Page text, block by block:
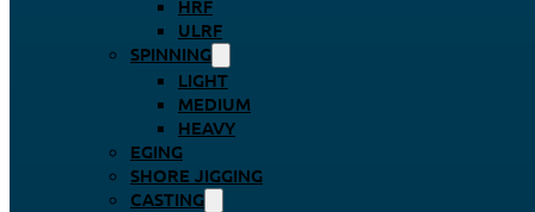
HRF
ULRF
SPINNING
LIGHT
MEDIUM
HEAVY
EGING
SHORE JIGGING
CASTING